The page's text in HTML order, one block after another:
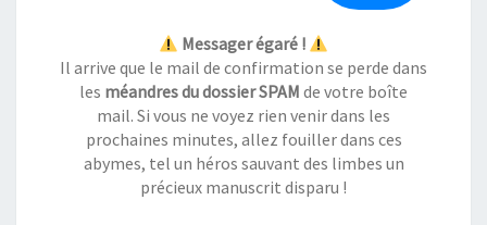
Messager égaré !
Il arrive que le mail de confirmation se perde dans
les méandres du dossier SPAM de votre boîte
mail. Si vous ne voyez rien venir dans les
prochaines minutes, allez fouiller dans ces
abymes, tel un héros sauvant des limbes un
précieux manuscrit disparu !